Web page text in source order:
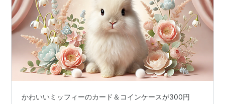
かわいいミッフィーのカード＆コインケースが300円